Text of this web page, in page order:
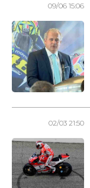
09/06 15:06
02/03 21:50